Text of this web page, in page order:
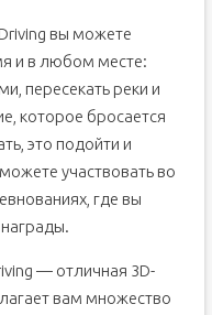
вы можете
и в любом месте:
пересекать реки и
которое бросается
это подойти и
участвовать во
где вы
— отличная 3D-
вам множество